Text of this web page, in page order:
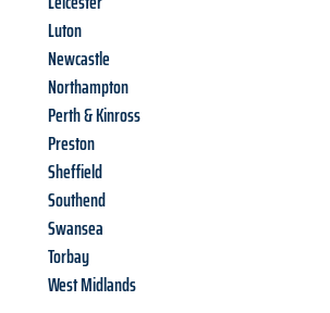
Luton
Newcastle
Northampton
Perth & Kinross
Preston
Sheffield
Southend
Swansea
Torbay
West Midlands